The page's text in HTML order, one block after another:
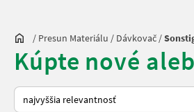
/ Presun Materiálu / Dávkovač /
Kúpte nové
Takto sa vykonáva triedenie na